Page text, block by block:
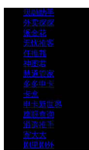
贝融助手
外卖探探
派金花
无忧推客
任推邦
神图君
慧通管家
多多申卡
卡盒
申卡新世界
鹰眼查询
逍遥推手
寄大大
剧里剧外